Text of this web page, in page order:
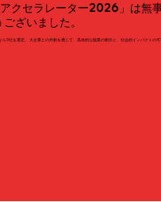
クセラレーター2026」は無
ざいました。
9社を選定。 大企業との共創を通じて、具体的な協業の創出と、社会的インパクトの可